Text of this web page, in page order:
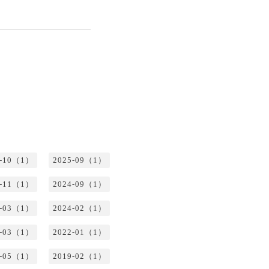
（1） 2025-09（1）
（1） 2024-09（1）
（1） 2024-02（1）
（1） 2022-01（1）
（1） 2019-02（1）